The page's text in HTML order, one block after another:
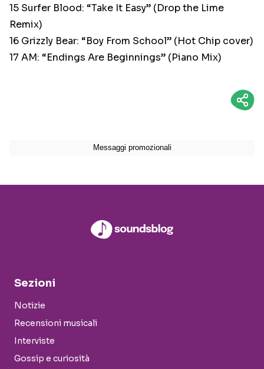
15 Surfer Blood: “Take It Easy” (Drop the Lime
Remix)
16 Grizzly Bear: “Boy From School” (Hot Chip cover)
17 AM: “Endings Are Beginnings” (Piano Mix)
Sezioni
Notizie
Recensioni musicali
Interviste
Gossip e curiosità